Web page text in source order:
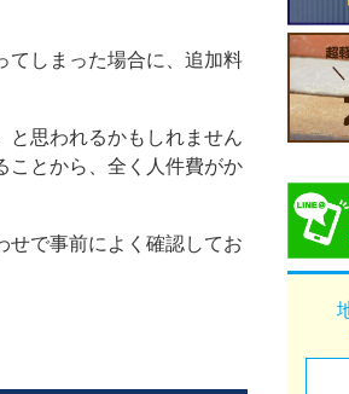
てしまった場合に、追加料
と思われるかもしれません
ことから、全く人件費がか
せで事前によく確認してお